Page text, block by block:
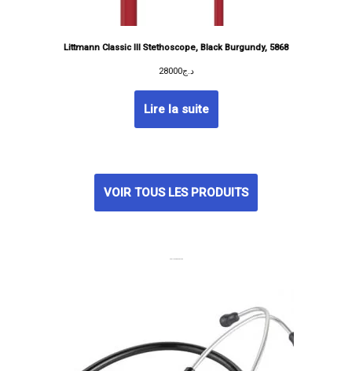
Littmann Classic III Stethoscope, Black Burgundy, 5868
د.ج28000
Lire la suite
VOIR TOUS LES PRODUITS